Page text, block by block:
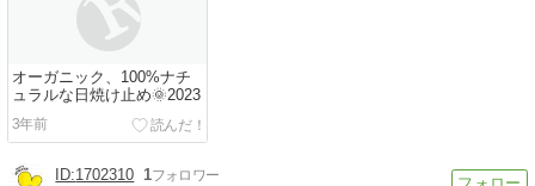
オーガニック、100%ナチ
ュラルな日焼け止め🌞2023
3年前
1702310 1